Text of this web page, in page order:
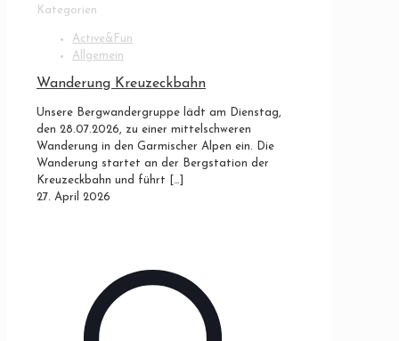
Kategorien
Active&Fun
Allgemein
Wanderung Kreuzeckbahn
Unsere Bergwandergruppe lädt am Dienstag,
den 28.07.2026, zu einer mittelschweren
Wanderung in den Garmischer Alpen ein. Die
Wanderung startet an der Bergstation der
Kreuzeckbahn und führt […]
27. April 2026